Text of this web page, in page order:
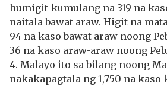
humigit-kumulang na 319 na
naitala bawat araw. Higit na
94 na kaso bawat araw noong
36 na kaso araw-araw noong
4. Malayo ito sa bilang noong
nakakapagtala ng 1,750 na kaso